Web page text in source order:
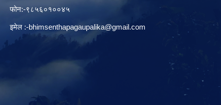
फोन:-९८५६०१००४५
इमेल :-bhimsenthapagaupalika@gmail.com